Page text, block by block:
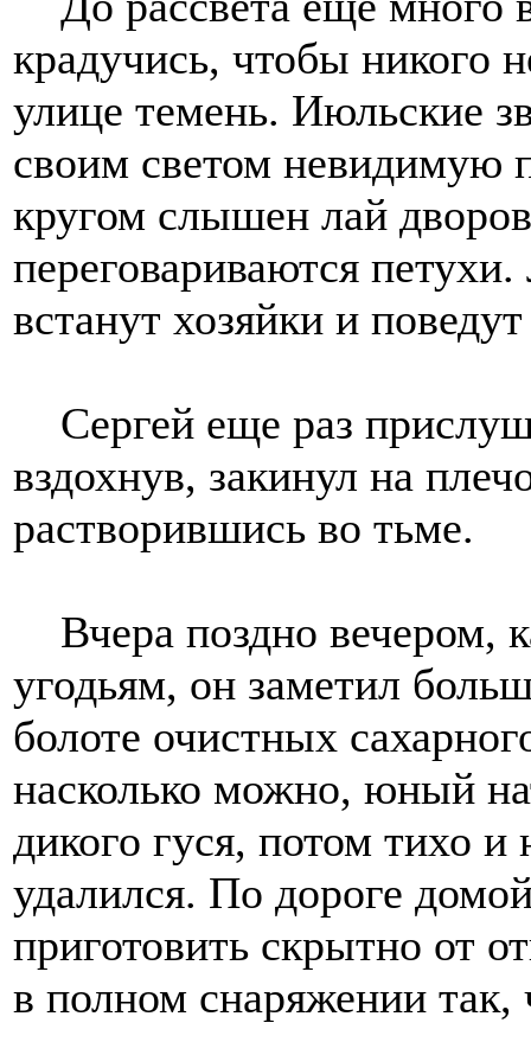
крадучись, чтобы никого
улице темень. Июльские
своим светом невидимую
кругом слышен лай
переговариваются
встанут хозяйки и
Сергей еще раз
вздохнув, закинул на
растворившись во тьме.
Вчера поздно вечером,
угодьям, он заметил
болоте очистных
насколько можно, юный
дикого гуся, потом тихо
удалился. По дороге
приготовить скрытно от
в полном снаряжении так,